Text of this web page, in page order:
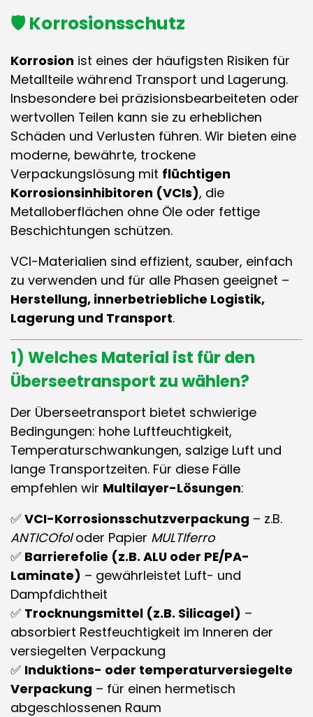
🛡️ Korrosionsschutz
Korrosion ist eines der häufigsten Risiken für
Metallteile während Transport und Lagerung.
Insbesondere bei präzisionsbearbeiteten oder
wertvollen Teilen kann sie zu erheblichen
Schäden und Verlusten führen. Wir bieten eine
moderne, bewährte, trockene
Verpackungslösung mit flüchtigen
Korrosionsinhibitoren (VCIs), die
Metalloberflächen ohne Öle oder fettige
Beschichtungen schützen.
VCI-Materialien sind effizient, sauber, einfach
zu verwenden und für alle Phasen geeignet –
Herstellung, innerbetriebliche Logistik,
Lagerung und Transport.
1) Welches Material ist für den
Überseetransport zu wählen?
Der Überseetransport bietet schwierige
Bedingungen: hohe Luftfeuchtigkeit,
Temperaturschwankungen, salzige Luft und
lange Transportzeiten. Für diese Fälle
empfehlen wir Multilayer-Lösungen:
✅ VCI-Korrosionsschutzverpackung – z.B.
ANTICOfoloder Papier MULTIferro
✅ Barrierefolie (z.B. ALU oder PE/PA-
Laminate) – gewährleistet Luft- und
Dampfdichtheit
✅ Trocknungsmittel (z.B. Silicagel) –
absorbiert Restfeuchtigkeit im Inneren der
versiegelten Verpackung
✅ Induktions- oder temperaturversiegelte
Verpackung – für einen hermetisch
abgeschlossenen Raum